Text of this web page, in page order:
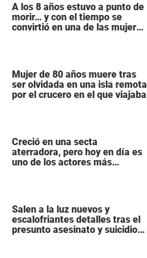
A los 8 años estuvo a punto de
morir… y con el tiempo se
convirtió en una de las mujeres
Mujer de 80 años muere tras
ser olvidada en una isla remota
por el crucero en el que viajaba
Creció en una secta
aterradora, pero hoy en día es
uno de los actores más
Salen a la luz nuevos y
escalofriantes detalles tras el
presunto asesinato y suicidio